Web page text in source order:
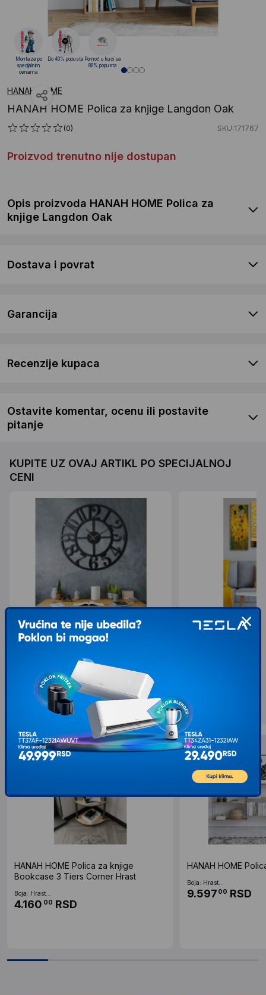
HANAH HOME
HANAH HOME Polica za knjige Langdon Oak
(0) SKU:171767
Proizvod trenutno nije dostupan
Montaza po
specijalnim
cenama
Do 40% popusta Pomoć u kući sa
88% popusta
Opis proizvoda HANAH HOME Polica za
knjige Langdon Oak
Dostava i povrat
Garancija
Recenzije kupaca
Ostavite komentar, ocenu ili postavite
pitanje
KUPITE UZ OVAJ ARTIKL PO SPECIJALNOJ
CENI
WALLXPERT Zidni sat Circle XL
5.308,00
sa 20% popusta
WALLXPERT
Slični proizvodi
HANAH HOME Polica za knjige
Bookcase 3 Tiers Corner Hrast
Boja: Hrast...
4.160 00 RSD
HANAH HOME
Boja: Hrast...
9.597 00 RSD